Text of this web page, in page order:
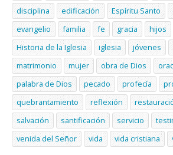
disciplina
edificación Espíritu Santo
evangelio
familia fe gracia
hijos
Historia de la Iglesia
iglesia jóvenes
matrimonio
mujer obra de Dios
palabra de Dios
pecado profecía
quebrantamiento
reflexión
salvación
santificación servicio
venida del Señor
vida vida cristiana